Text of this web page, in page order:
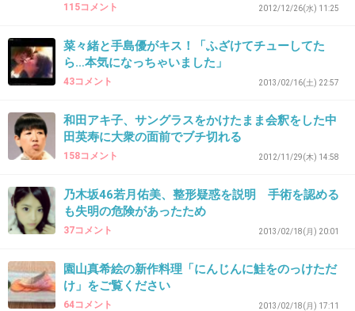
子どもを産ませる為に一緒になったわけでもな
いし
子どものいない人生が、全て寂しい人生になる
とも思わない！
っと言ってくれた事、そして、私が治療を受け
てた時は
補助もなく保険もきかない物が多かった為
でも、主人と一緒になって20年
喧嘩も多いけど幸せですよ
いて
主人と一緒に本格的にそば打ちやパン作りやお
115コメント 2012/12/26(水) 11:25
菜々緒と手島優がキス！「ふざけてチューしてた
ら…本気になっちゃいました」
43コメント 2013/02/16(土) 22:57
和田アキ子、サングラスをかけたまま会釈をした中
田英寿に大衆の面前でブチ切れる
158コメント 2012/11/29(木) 14:58
乃木坂46若月佑美、整形疑惑を説明 手術を認める
も失明の危険があったため
37コメント 2013/02/18(月) 20:01
園山真希絵の新作料理「にんじんに鮭をのっけただ
け」をご覧ください
64コメント 2013/02/18(月) 17:11